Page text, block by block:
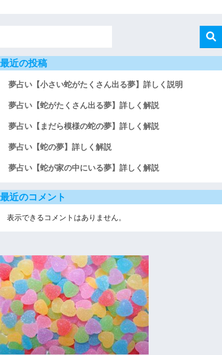
最近の投稿
夢占い【小さい蛇がたくさん出る夢】詳しく説明
夢占い【蛇がたくさん出る夢】詳しく解説
夢占い【まだら模様の蛇の夢】詳しく解説
夢占い【蛇の夢】詳しく解説
夢占い【蛇が家の中にいる夢】詳しく解説
最近のコメント
表示できるコメントはありません。